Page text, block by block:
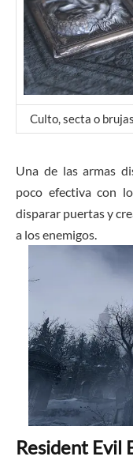
Culto, secta o
Una de las armas
poco efectiva con
disparar puertas y
a los enemigos.
Resident Evil